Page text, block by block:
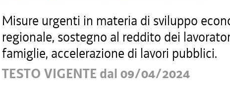
Misure urgenti in materia di sviluppo
regionale, sostegno al reddito dei
famiglie, accelerazione di lavori pubblici.
TESTO VIGENTE dal 09/04/2024